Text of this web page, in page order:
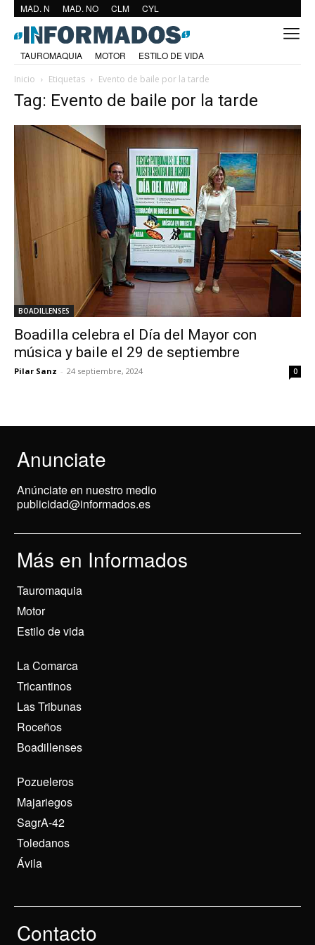
MAD. N MAD. NO CLM CYL
TAUROMAQUIA MOTOR
ESTILO DE VIDA
Inicio
Etiquetas Evento de baile por la tarde
Tag: Evento de baile por la tarde
BOADILLENSES
Boadilla celebra el Día del Mayor con
música y baile el 29 de septiembre
Pilar Sanz - 24 septiembre, 2024 0
Anunciate
Anúnciate en nuestro medio
publicidad@informados.es
Más en Informados
Tauromaquia
Motor
Estilo de vida
La Comarca
Tricantinos
Las Tribunas
Roceños
Boadillenses
Pozueleros
Majariegos
SagrA-42
Toledanos
Ávila
Contacto